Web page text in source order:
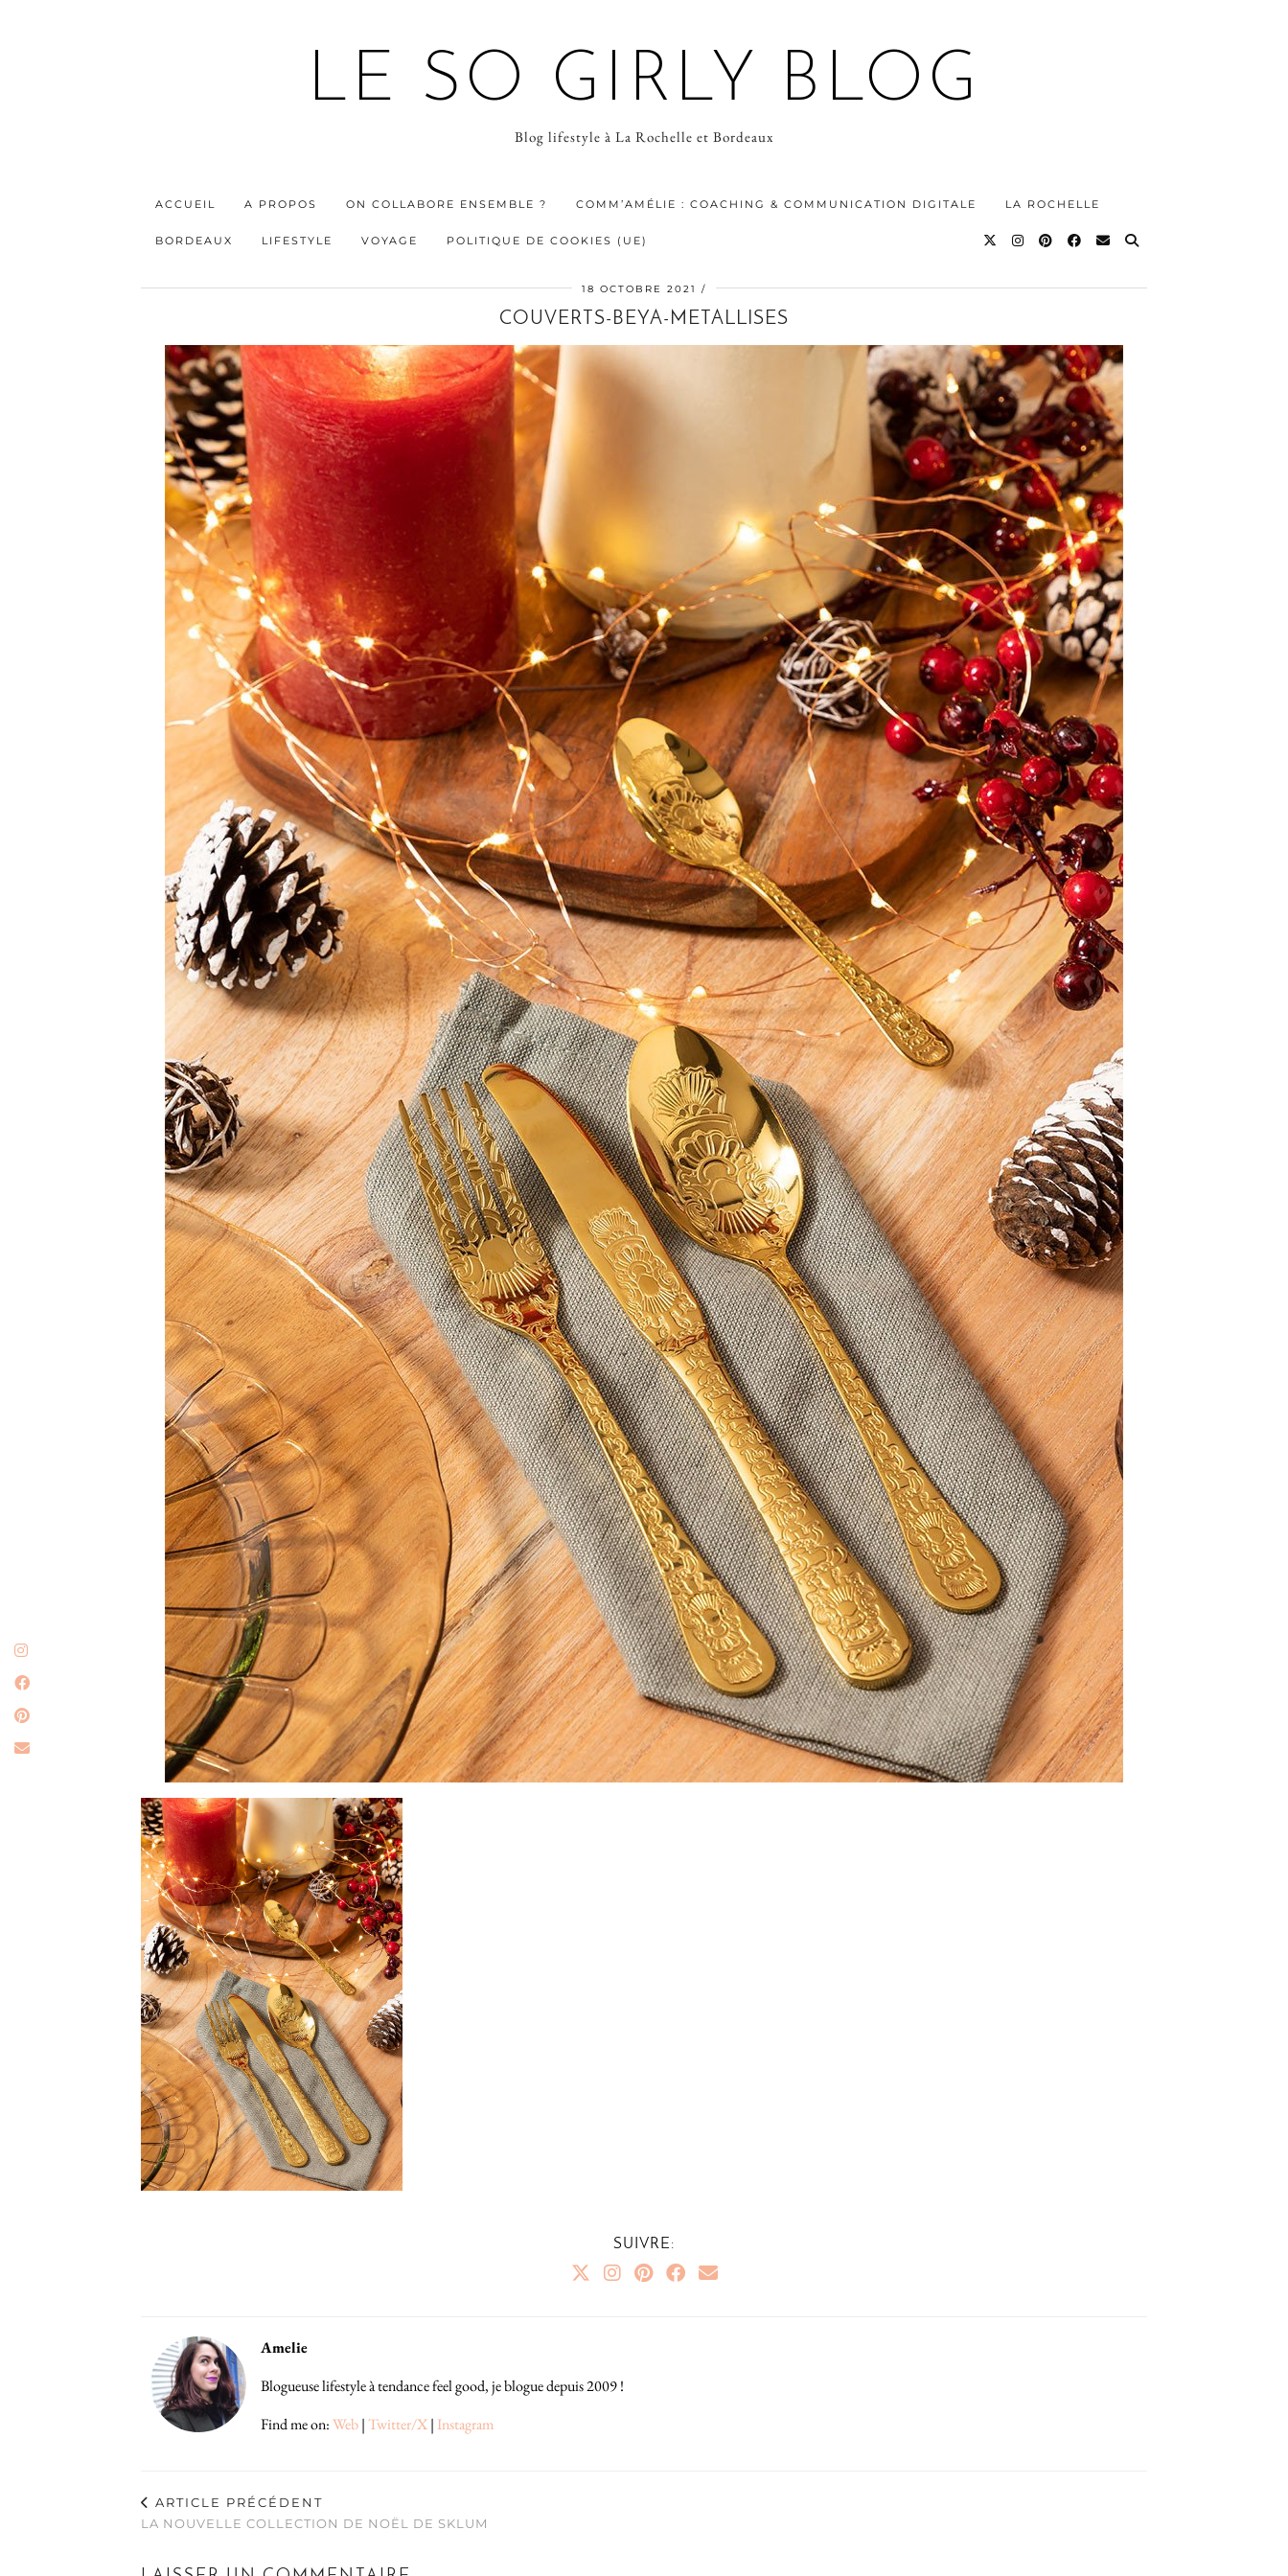
LE SO GIRLY BLOG
Blog lifestyle à La Rochelle et Bordeaux
ACCUEIL A PROPOS ON COLLABORE ENSEMBLE ? COMM’AMÉLIE : COACHING & COMMUNICATION DIGITALE LA ROCHELLE
BORDEAUX LIFESTYLE VOYAGE POLITIQUE DE COOKIES (UE)
18 OCTOBRE 2021
COUVERTS-BEYA-METALLISES
SUIVRE:
Amelie
Blogueuse lifestyle à tendance feel good, je blogue depuis 2009 !
Find me on:Web|Twitter/X| Instagram
ARTICLE PRÉCÉDENT
LA NOUVELLE COLLECTION DE NOËL DE SKLUM